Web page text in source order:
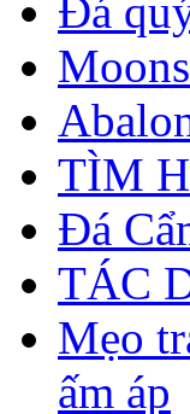
Đá
TÌM
Đá
TÁC
Mẹo
ấm áp